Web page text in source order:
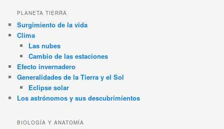
PLANETA TIERRA
Surgimiento de la vida
Clima
Las nubes
Cambio de las estaciones
Efecto invernadero
Generalidades de la Tierra y el Sol
Eclipse solar
Los astrónomos y sus descubrimientos
BIOLOGÍA Y ANATOMÍA